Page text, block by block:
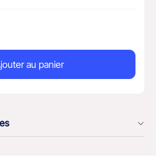
au panier